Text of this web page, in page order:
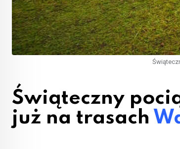
Świąteczny
już na trasach